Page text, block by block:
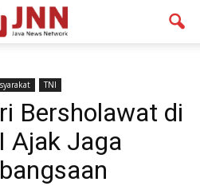
TNI
Bersholawat di
Ajak Jaga